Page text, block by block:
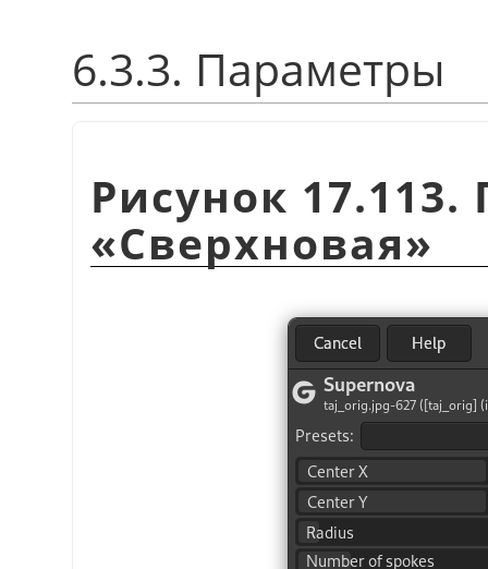
6.3.3. Параметры
Рисунок
«Сверхновая»